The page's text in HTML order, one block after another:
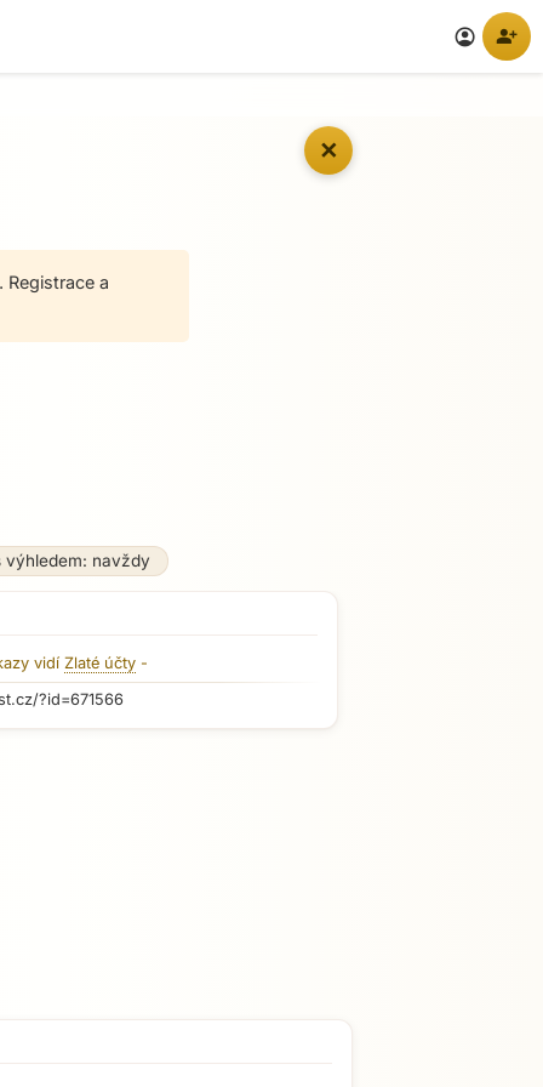
account_circle person_add
✕
Registrace a
výhledem: navždy
vidí Zlaté účty -
?id=671566